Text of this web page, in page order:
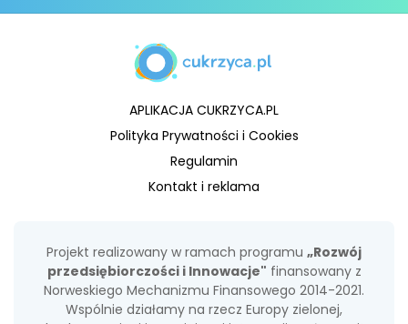
APLIKACJA CUKRZYCA.PL
Polityka Prywatności i Cookies
Regulamin
Kontakt i reklama
Projekt realizowany w ramach programu „Rozwój
przedsiębiorczości i Innowacje" finansowany z
Norweskiego Mechanizmu Finansowego 2014-2021.
Wspólnie działamy na rzecz Europy zielonej,